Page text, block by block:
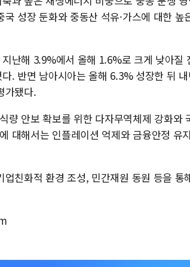
국 성장 둔화와 중동산 석유·가스에 대한
난해 3.9%에서 올해 1.6%로 크게 낮아질
. 반면 남아시아는 올해 6.3% 성장한 뒤
가됐다.
량 안보 확보를 위한 다자무역체제 강화와
대해서는 인플레이션 억제와 금융안정 유
업친화적 환경 조성, 민간재원 동원 등을 통